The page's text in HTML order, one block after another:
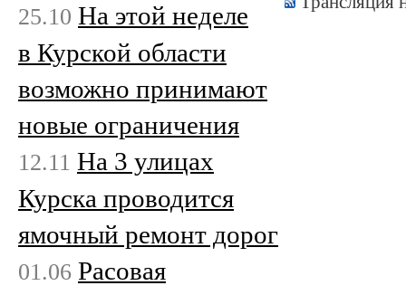
25.10 На этой неделе
в Курской области
возможно принимают
новые ограничения
12.11 На 3 улицах
Курска проводится
ямочный ремонт дорог
01.06 Расовая